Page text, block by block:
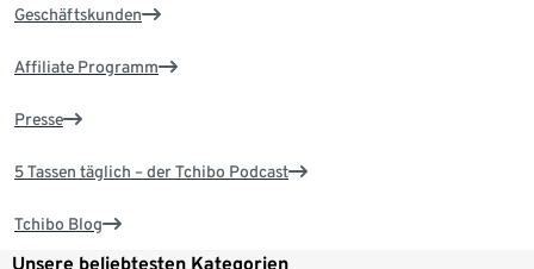
Geschäftskunden
Affiliate Programm
Presse
5 Tassen täglich – der Tchibo Podcast
Tchibo Blog
Unsere beliebtesten Kategorien